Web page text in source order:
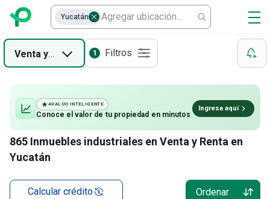
Venta yRenta 1 Filtros
865 Inmuebles industriales en Venta y Renta en
Yucatán
Calcular crédito Ordenar
AVALÚO INTELIGENTE
Conoce el valor de tu propiedad en minutos
Ingresa aquí
Yucatán